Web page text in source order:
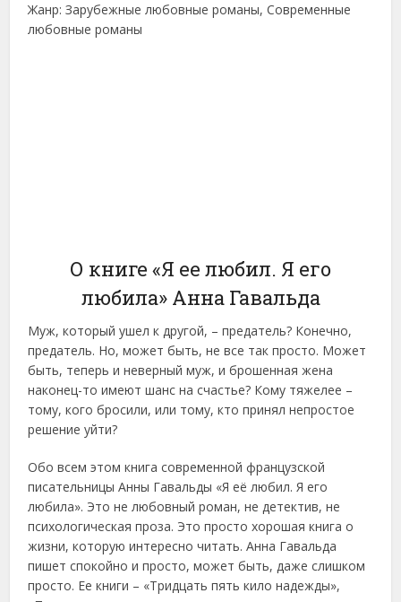
Жанр: Зарубежные любовные романы, Современные
любовные романы
О книге «Я ее любил. Я его
любила» Анна Гавальда
Муж, который ушел к другой, – предатель? Конечно,
предатель. Но, может быть, не все так просто. Может
быть, теперь и неверный муж, и брошенная жена
наконец-то имеют шанс на счастье? Кому тяжелее –
тому, кого бросили, или тому, кто принял непростое
решение уйти?
Обо всем этом книга современной французской
писательницы Анны Гавальды «Я её любил. Я его
любила». Это не любовный роман, не детектив, не
психологическая проза. Это просто хорошая книга о
жизни, которую интересно читать. Анна Гавальда
пишет спокойно и просто, может быть, даже слишком
просто. Ее книги – «Тридцать пять кило надежды»,